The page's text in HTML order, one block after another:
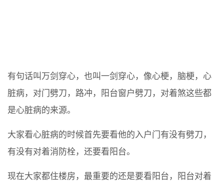
有句话叫万剑穿心，也叫一剑穿心，像心梗，脑梗，心
脏病，对门劈刀，路冲，阳台窗户劈刀，对着煞这些都
是心脏病的来源。
大家看心脏病的时候首先要看他的入户门有没有劈刀，
有没有对着消防栓，还要看阳台。
现在大家都住楼房，最重要的还是要看阳台，阳台对着